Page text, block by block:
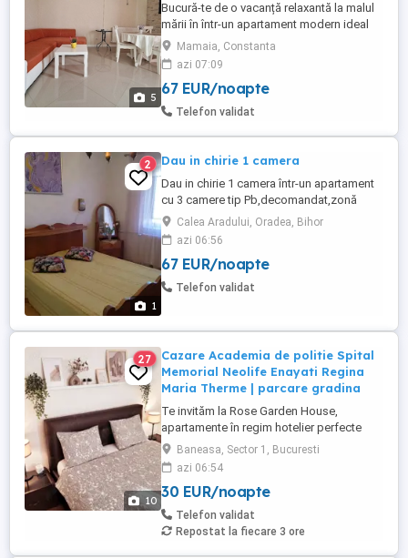
5
Bucură-te de o vacanță relaxantă la malul
mării în într-un apartament modern ideal
pentru confort și liniște Locuința dispune
de două camere decomandate și o
bucătărie separată complet mobilată și
utilată astfel încât să ai tot ce îți trebuie
pentru un sejur plăcut Dormitorul este
Mamaia, Constanta
azi 07:09
67 EUR/noapte
Telefon validat
1
2 Dau in chirie 1 camera
Dau in chirie 1 camera într-un apartament
cu 3 camere tip Pb,decomandat,zonă
liniștită în spate la biserica Emanuel,caut o
fata liniștită,preferabil eleva sau
studenta,preț 350 Ron pe luna.Rog
seriozitate,informații la Nr .
Calea Aradului, Oradea, Bihor
azi 06:56
67 EUR/noapte
Telefon validat
10
27
Cazare Academia de politie Spital
Memorial Neolife Enayati Regina
Maria Therme | parcare gradina
Te invităm la Rose Garden House,
apartamente în regim hotelier perfecte
pentru o ședere liniștită și confortabilă, cu
tot confortul de acasă, departe de agitatia
orasului. De ce să ne alegi? Intimitate și
spațiu - apartamente decomandate într-o
mini-vilă cu intrare separată și grădină,
într-un ...
Baneasa, Sector 1, Bucuresti
azi 06:54
30 EUR/noapte
Telefon validat
Repostat la fiecare 3 ore